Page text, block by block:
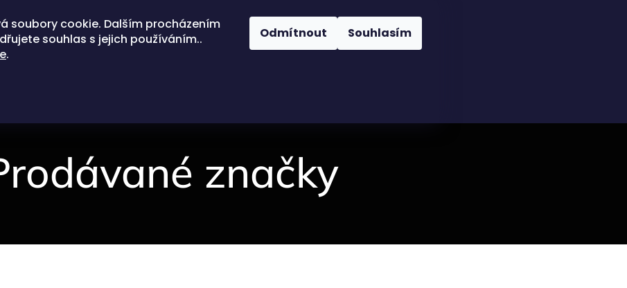
soubory cookie. Dalším procházením
souhlas s jejich používáním..
.
Odmítnout Souhlasím
Hledat
značky